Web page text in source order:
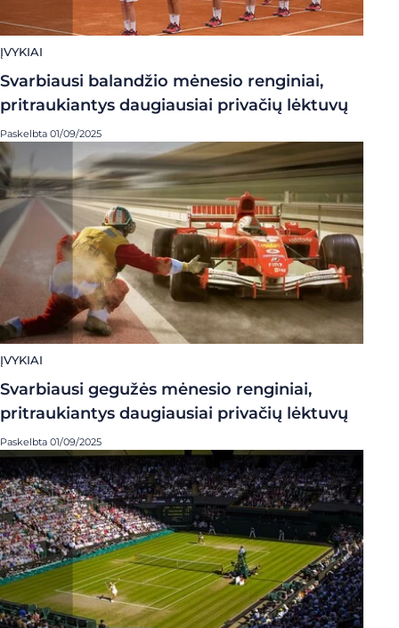
ĮVYKIAI
Svarbiausi balandžio mėnesio renginiai,
pritraukiantys daugiausiai privačių lėktuvų
Paskelbta 01/09/2025
ĮVYKIAI
Svarbiausi gegužės mėnesio renginiai,
pritraukiantys daugiausiai privačių lėktuvų
Paskelbta 01/09/2025